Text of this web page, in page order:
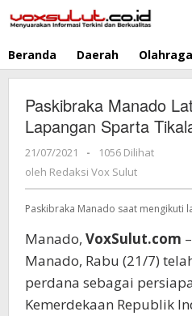
ke
Beranda Daerah Olahraga
Paskibraka Manado
Lapangan Sparta
21/07/2021
oleh
Redaksi
-
1056 Dilihat
oleh Redaksi Vox Sulut
Paskibraka Manado saat mengikuti
Manado, VoxSulut.com
Manado, Rabu (21/7)
perdana sebagai
Kemerdekaan Republik